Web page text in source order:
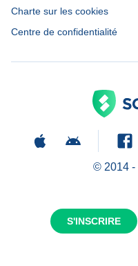
S'INSCRIRE
Charte sur les cookies
Centre de confidentialité
© 2014 -